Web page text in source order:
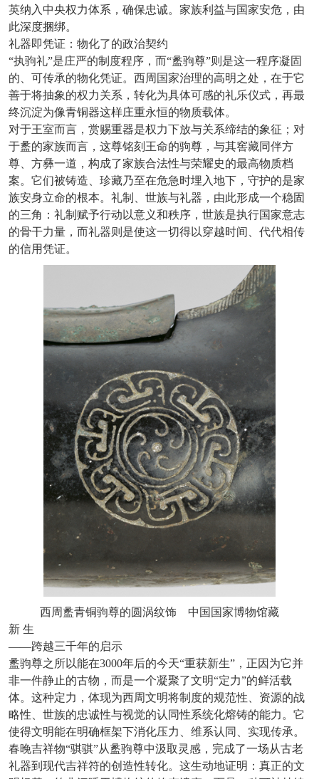
英纳入中央权力体系，确保忠诚。家族利益与国家安危，由
此深度捆绑。
礼器即凭证：物化了的政治契约
“执驹礼”是庄严的制度程序，而“盠驹尊”则是这一程序凝固
的、可传承的物化凭证。西周国家治理的高明之处，在于它
善于将抽象的权力关系，转化为具体可感的礼乐仪式，再最
终沉淀为像青铜器这样庄重永恒的物质载体。
对于王室而言，赏赐重器是权力下放与关系缔结的象征；对
于盠的家族而言，这尊铭刻王命的驹尊，与其窖藏同伴方
尊、方彝一道，构成了家族合法性与荣耀史的最高物质档
案。它们被铸造、珍藏乃至在危急时埋入地下，守护的是家
族安身立命的根本。礼制、世族与礼器，由此形成一个稳固
的三角：礼制赋予行动以意义和秩序，世族是执行国家意志
的骨干力量，而礼器则是使这一切得以穿越时间、代代相传
的信用凭证。
西周盠青铜驹尊的圆涡纹饰
中国国家博物馆藏
新 生
——跨越三千年的启示
盠驹尊之所以能在3000年后的今天“重获新生”，正因为它并
非一件静止的古物，而是一个凝聚了文明“定力”的鲜活载
体。这种定力，体现为西周文明将制度的规范性、资源的战
略性、世族的忠诚性与视觉的认同性系统化熔铸的能力。它
使得文明能在明确框架下消化压力、维系认同、实现传承。
春晚吉祥物“骐骐”从盠驹尊中汲取灵感，完成了一场从古老
礼器到现代吉祥符的创造性转化。这生动地证明：真正的文